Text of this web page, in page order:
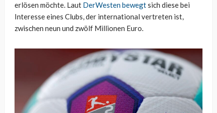
erlösen möchte. Laut DerWesten bewegtsich diese bei
Interesse eines Clubs, der international vertreten ist,
zwischen neun und zwölf Millionen Euro.